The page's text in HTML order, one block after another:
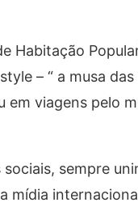
Habitação
– “ a musa das
em viagens pelo
sempre
mídia